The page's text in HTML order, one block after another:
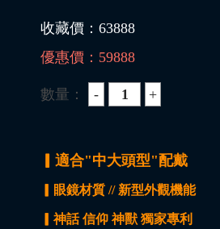
收藏價： 63888
優惠價： 59888
數量：
▎適合"中大頭型"配戴
▎眼鏡材質 // 新型外觀機能
▎神話 信仰 神獸 獨家專利